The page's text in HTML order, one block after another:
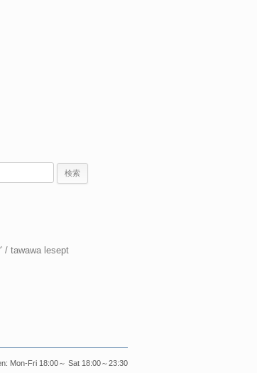
/ tawawa lesept
Fri 18:00～ Sat 18:00～23:30